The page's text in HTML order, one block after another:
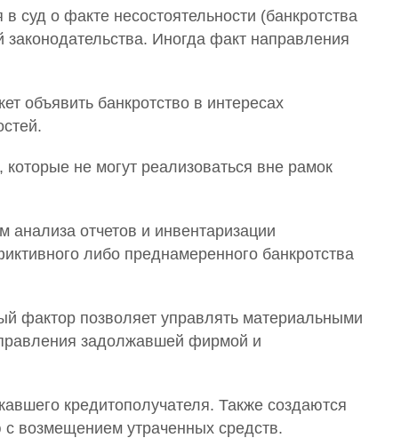
суд о факте несостоятельности (банкротства
Иногда факт направления
объявить банкротство в интересах
не могут реализоваться вне рамок
отчетов и инвентаризации
либо преднамеренного банкротства
фактор позволяет управлять материальными
задолжавшей фирмой и
кредитополучателя. Также создаются
возмещением утраченных средств.